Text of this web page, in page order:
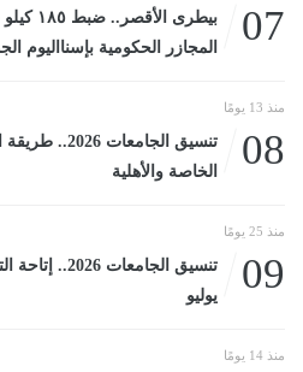
07
بيطرى
المجازر الحكومية بإسنااليوم الجمعة، 4 أبريل 2025
منذ 13 يومًا
08
تنسيق
الخاصة والأهلية
منذ 25 يومًا
09
يوليو
منذ 14 يومًا